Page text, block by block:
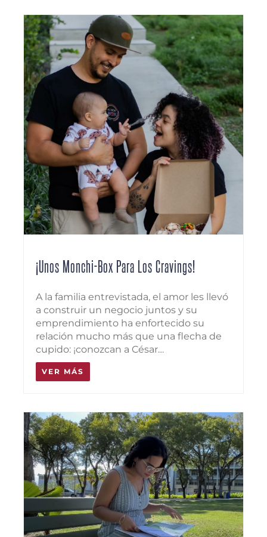
¡Unos Monchi-Box Para Los Cravings!
A la familia entrevistada, el amor les llevó
a construir un negocio juntos y su
emprendimiento ha enfortecido su
relación mucho más que una flecha de
cupido: ¡conozcan a César…
VER MÁS